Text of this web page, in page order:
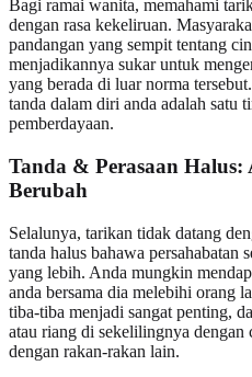
Bagi ramai wanita, memahami
dengan rasa kekeliruan.
pandangan yang sempit tentang
menjadikannya sukar untuk
yang berada di luar norma
tanda dalam diri anda adalah satu
pemberdayaan.
Tanda & Perasaan Halus:
Berubah
Selalunya, tarikan tidak datang
tanda halus bahawa persahabatan
yang lebih. Anda mungkin
anda bersama dia melebihi orang
tiba-tiba menjadi sangat penting,
atau riang di sekelilingnya dengan
dengan rakan-rakan lain.